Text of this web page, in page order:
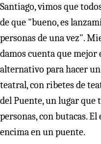
Santiago, vimos que
de que "bueno, es
personas de una vez".
damos cuenta que
alternativo para hacer
teatral, con ribetes de
del Puente, un lugar que
personas, con butacas.
encima en un puente.